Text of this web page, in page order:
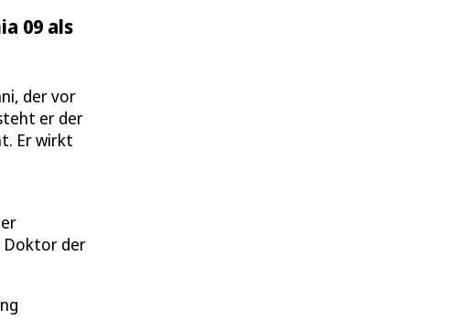
09 als
der vor
er der
Er wirkt
Doktor der